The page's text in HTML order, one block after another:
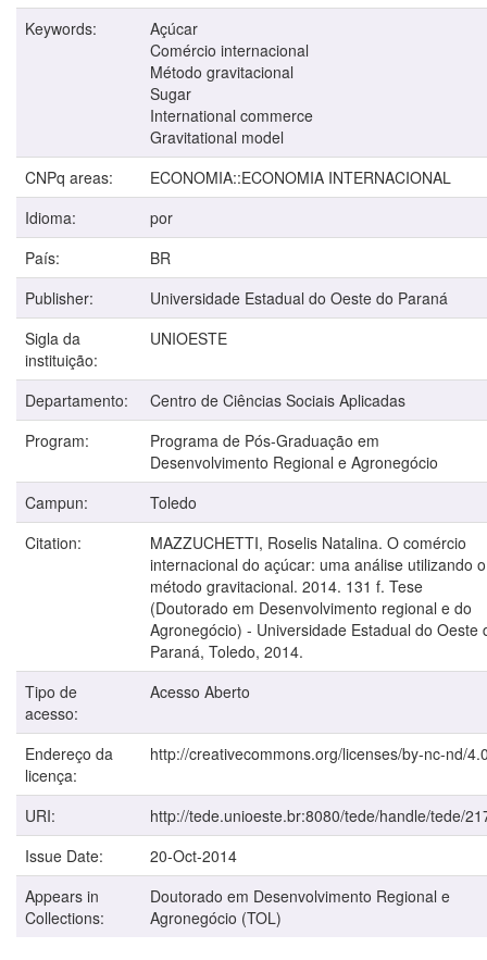
Keywords:
Açúcar
Comércio internacional
Método gravitacional
Sugar
International commerce
Gravitational model
CNPq areas:
ECONOMIA::ECONOMIA INTERNACIONAL
Idioma:
por
País:
BR
Publisher:
Universidade Estadual do Oeste do Paraná
Sigla da
instituição:
UNIOESTE
Departamento:
Centro de Ciências Sociais Aplicadas
Program:
Programa de Pós-Graduação em
Desenvolvimento Regional e Agronegócio
Campun:
Toledo
Citation:
MAZZUCHETTI, Roselis Natalina. O comércio
internacional do açúcar: uma análise utilizando o
método gravitacional. 2014. 131 f. Tese
(Doutorado em Desenvolvimento regional e do
Agronegócio) - Universidade Estadual do Oeste
Paraná, Toledo, 2014.
Tipo de
acesso:
Acesso Aberto
Endereço da
licença:
http://creativecommons.org/licenses/by-nc-nd/
URI:
http://tede.unioeste.br:8080/tede/handle/tede/
Issue Date:
20-Oct-2014
Appears in
Collections:
Doutorado em Desenvolvimento Regional e
Agronegócio (TOL)